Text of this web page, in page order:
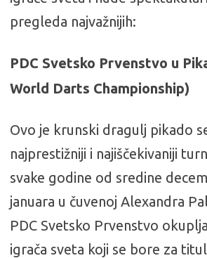
pregleda najvažnijih:
PDC Svetsko Prvenstvo u
World Darts Championship)
Ovo je krunski dragulj pikado
najprestižniji i najiščekivaniji
svake godine od sredine
januara u čuvenoj Alexandra
PDC Svetsko Prvenstvo
igrača sveta koji se bore za